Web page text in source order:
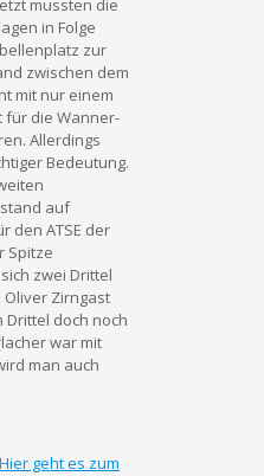
mussten die
in Folge
zur
zwischen dem
mit nur einem
für die Wanner-
Allerdings
Bedeutung.
auf
den ATSE der
Spitze
zwei Drittel
Zirngast
doch noch
war mit
man auch
Hier geht es zum